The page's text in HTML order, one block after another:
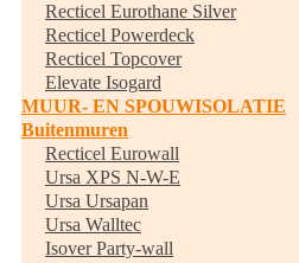
Recticel Eurothane Silver
Recticel Powerdeck
Recticel Topcover
Elevate Isogard
MUUR- EN SPOUWISOLATIE
Buitenmuren
Recticel Eurowall
Ursa XPS N-W-E
Ursa Ursapan
Ursa Walltec
Isover Party-wall